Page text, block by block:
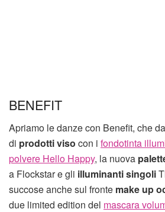
BENEFIT
Apriamo le danze con Benefit, che
di prodotti viso con i fondotinta
polvere Hello Happy, la nuova
a Flockstar e gli illuminanti singoli
succose anche sul fronte make up
due limited edition del mascara